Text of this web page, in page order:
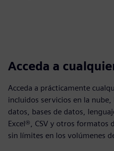
Acceda a
Acceda a prácticamente
incluidos servicios en la
datos, bases de datos,
Excel®, CSV y otros formatos
sin límites en los volúmenes